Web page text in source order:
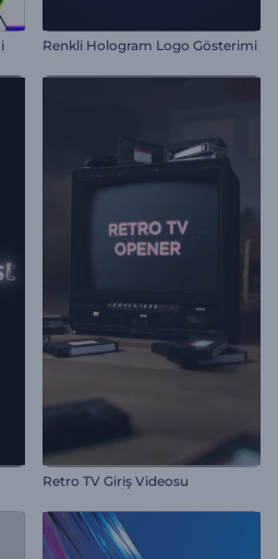
Renkli Hologram Logo Gösterimi
Retro TV Giriş Videosu